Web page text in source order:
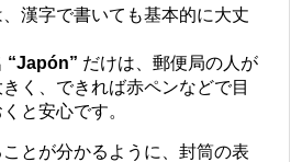
漢字で書いても基本的に大丈
“Japón” だけは、郵便局の人が
く、できれば赤ペンなどで目
と安心です。
とが分かるように、封筒の表